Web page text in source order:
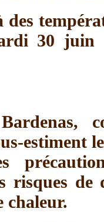
30 juin
estiment
risques de
chaleur.